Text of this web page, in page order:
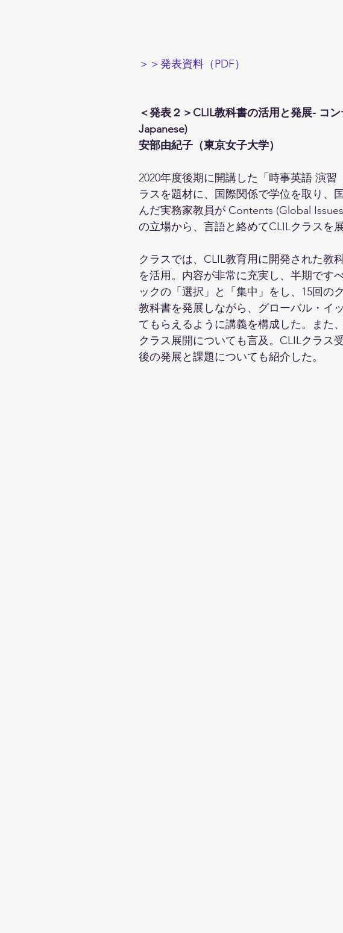
＞＞発表資料（PDF）
＜発表２＞CLIL教科書の活用と発展- コ
Japanese)
安部由紀子（東京女子大学）
2020年度後期に開講した「時事英語 演習
ラスを題材に、国際関係で学位を取り、
んだ実務家教員が Contents (Global
の立場から、言語と絡めてCLILクラスを
クラスでは、CLIL教育用に開発された教
を活用。内容が非常に充実し、半期です
ックの「選択」と「集中」をし、15回の
教科書を発展しながら、グローバル・イ
てもらえるように講義を構成した。また
クラス展開についても言及。CLILクラス
後の発展と課題についても紹介した。